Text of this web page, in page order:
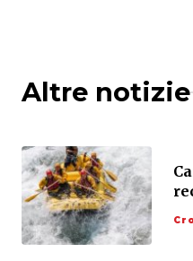
Altre notizie